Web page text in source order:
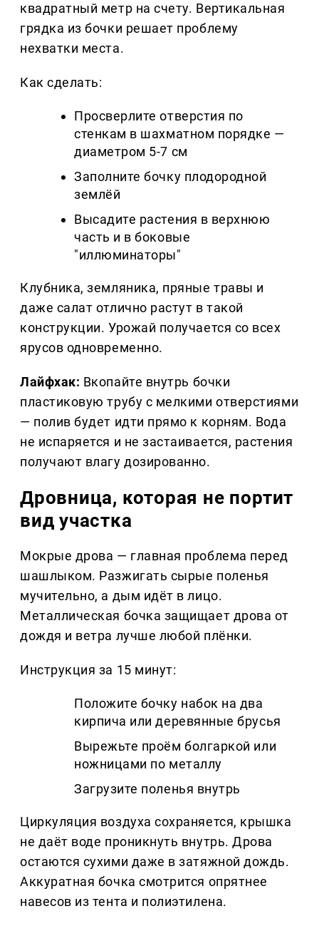
квадратный метр на счету. Вертикальная
грядка из бочки решает проблему
нехватки места.
Как сделать:
Просверлите отверстия по
стенкам в шахматном порядке —
диаметром 5-7 см
Заполните бочку плодородной
землёй
Высадите растения в верхнюю
часть и в боковые
"иллюминаторы"
Клубника, земляника, пряные травы и
даже салат отлично растут в такой
конструкции. Урожай получается со всех
ярусов одновременно.
Лайфхак: Вкопайте внутрь бочки
пластиковую трубу с мелкими отверстиями
— полив будет идти прямо к корням. Вода
не испаряется и не застаивается, растения
получают влагу дозированно.
Дровница, которая не портит
вид участка
Мокрые дрова — главная проблема перед
шашлыком. Разжигать сырые поленья
мучительно, а дым идёт в лицо.
Металлическая бочка защищает дрова от
дождя и ветра лучше любой плёнки.
Инструкция за 15 минут:
Положите бочку набок на два
кирпича или деревянные брусья
Вырежьте проём болгаркой или
ножницами по металлу
Загрузите поленья внутрь
Циркуляция воздуха сохраняется, крышка
не даёт воде проникнуть внутрь. Дрова
остаются сухими даже в затяжной дождь.
Аккуратная бочка смотрится опрятнее
навесов из тента и полиэтилена.